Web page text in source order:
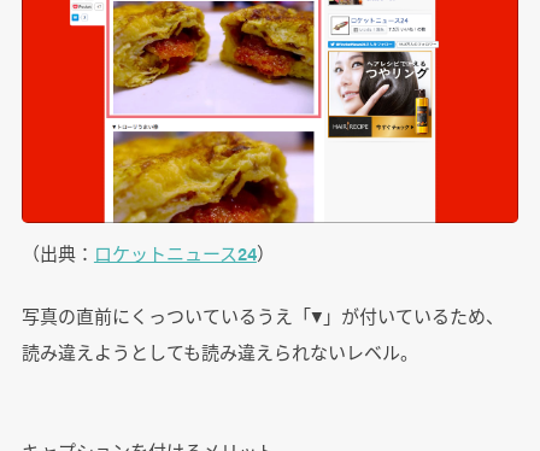
（出典： ロケットニュース24）
写真の直前にくっついているうえ「▼」が付いているため、
読み違えようとしても読み違えられないレベル。